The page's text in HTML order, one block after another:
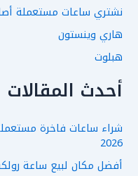
نشتري ساعات مستعملة
هاري وينستون
هبلوت
أحدث المقالات
شراء ساعات فاخرة
2026
أفضل مكان لبيع ساعة